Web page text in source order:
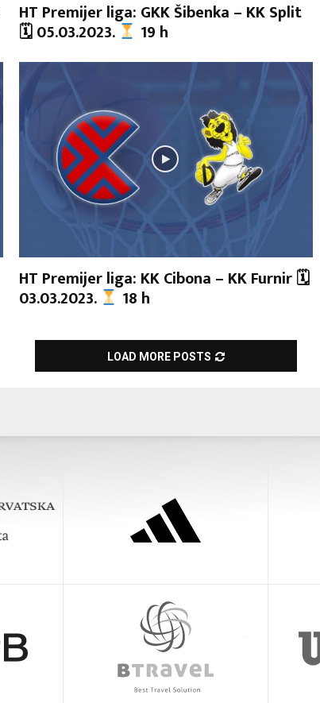
HT Premijer liga: GKK Šibenka – KK Split
🗓 05.03.2023. 19 h
HT Premijer liga: KK Cibona – KK Furnir 🗓
03.03.2023. 18 h
LOAD MORE POSTS